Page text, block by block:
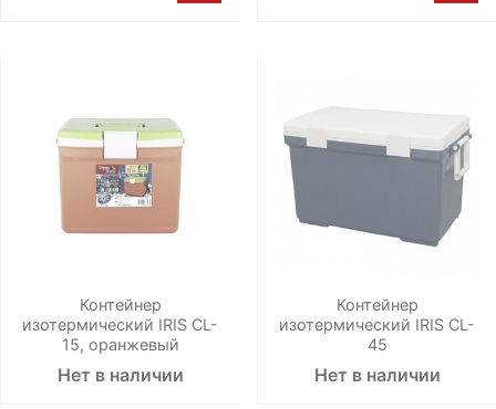
Контейнер
изотермический IRIS CL-
15, оранжевый
Нет в наличии
Контейнер
изотермический IRIS CL-
45
Нет в наличии